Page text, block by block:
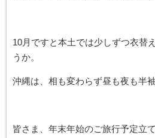
10月ですと本土では少しずつ衣替
うか。
沖縄は、相も変わらず昼も夜も半
皆さま、年末年始のご旅行予定立